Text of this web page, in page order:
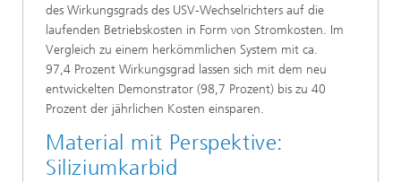
des Wirkungsgrads des USV-Wechselrichters auf die
laufenden Betriebskosten in Form von Stromkosten. Im
Vergleich zu einem herkömmlichen System mit ca.
97,4 Prozent Wirkungsgrad lassen sich mit dem neu
entwickelten Demonstrator (98,7 Prozent) bis zu 40
Prozent der jährlichen Kosten einsparen.
Material mit Perspektive:
Siliziumkarbid